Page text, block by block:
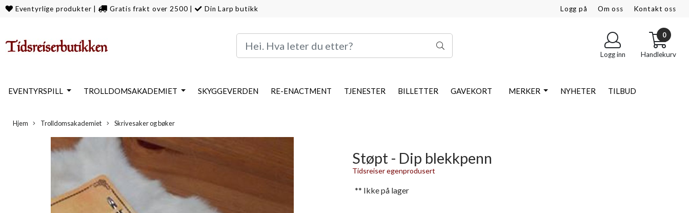
Eventyrlige produkter | Gratis frakt over 2500 | Din Larp butikk Logg på Om oss Kontakt oss
Logg inn
0
Handlekurv
EVENTYRSPILL TROLLDOMSAKADEMIET SKYGGEVERDEN RE-ENACTMENT TJENESTER BILLETTER GAVEKORT MERKER NYHETER TILBUD
Hjem Trolldomsakademiet Skrivesaker og bøker
Støpt - Dip blekkpenn
Tidsreiser egenprodusert
** Ikke på lager